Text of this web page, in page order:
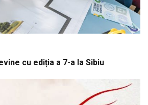
cu ediția a 7-a la Sibiu